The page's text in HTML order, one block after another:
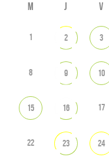
M J V
1 2 3
8 9 10
15 16 17
22 23 24